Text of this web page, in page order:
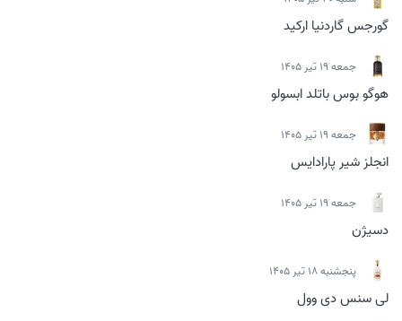
گورجس گاردنیا ارکید
جمعه 19 تیر 1405
هوگو بوس باتلد ابسولو
جمعه 19 تیر 1405
انجلز شیر پارادایس
جمعه 19 تیر 1405
دسیژن
پنجشنبه 18 تیر 1405
لی سنس دی وول